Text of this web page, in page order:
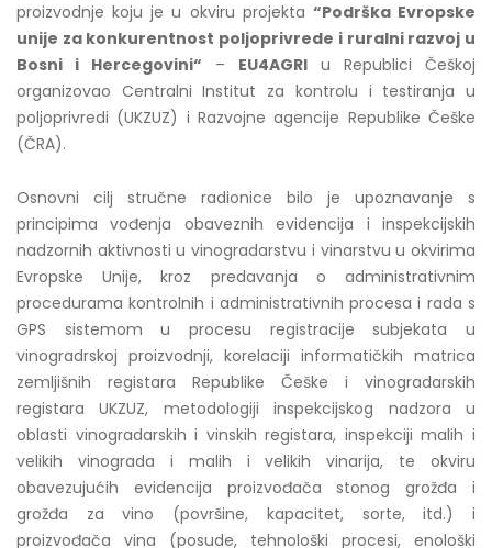
proizvodnje koju je u okviru projekta “Podrška Evropske
unije za konkurentnost poljoprivrede i ruralni razvoj u
Bosni i Hercegovini“ – EU4AGRI u Republici Češkoj
organizovao Centralni Institut za kontrolu i testiranja u
poljoprivredi (UKZUZ) i Razvojne agencije Republike Češke
(ČRA).
Osnovni cilj stručne radionice bilo je upoznavanje s
principima vođenja obaveznih evidencija i inspekcijskih
nadzornih aktivnosti u vinogradarstvu i vinarstvu u okvirima
Evropske Unije, kroz predavanja o administrativnim
procedurama kontrolnih i administrativnih procesa i rada s
GPS sistemom u procesu registracije subjekata u
vinogradrskoj proizvodnji, korelaciji informatičkih matrica
zemljišnih registara Republike Češke i vinogradarskih
registara UKZUZ, metodologiji inspekcijskog nadzora u
oblasti vinogradarskih i vinskih registara, inspekciji malih i
velikih vinograda i malih i velikih vinarija, te okviru
obavezujućih evidencija proizvođača stonog grožđa i
grožđa za vino (površine, kapacitet, sorte, itd.) i
proizvođača vina (posude, tehnološki procesi, enološki